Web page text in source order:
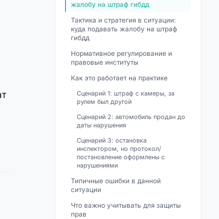
жалобу на штраф гибдд
Тактика и стратегия в ситуации:
куда подавать жалобу на штраф
гибдд
Нормативное регулирование и
правовые институты
Как это работает на практике
Сценарий 1: штраф с камеры, за
рулем был другой
Сценарий 2: автомобиль продан до
даты нарушения
Сценарий 3: остановка
инспектором, но протокол/
постановление оформлены с
нарушениями
Типичные ошибки в данной
ситуации
Что важно учитывать для защиты
прав